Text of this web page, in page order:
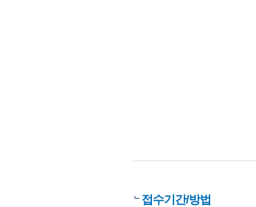
접수기간/방법